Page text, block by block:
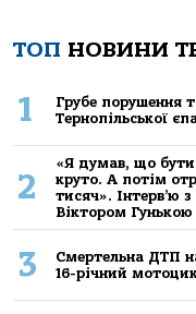
ТОП НОВИНИ
1
Грубе порушення
Тернопільської
2
«Я думав, що бути
круто. А потім
тисяч». Інтерв’ю
Віктором Гунькою
3
Смертельнa ДТП
16-річний